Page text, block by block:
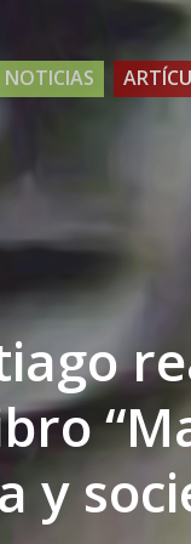
NOTICIAS
y